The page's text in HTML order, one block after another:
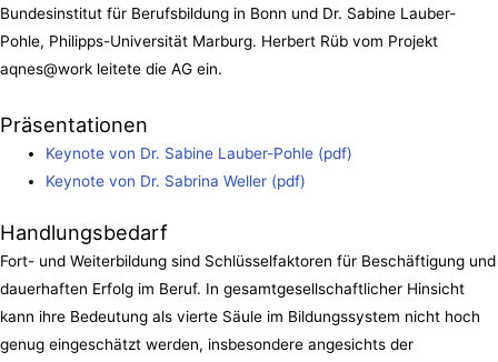
Bundesinstitut für Berufsbildung in Bonn und Dr. Sabine Lauber-
Pohle, Philipps-Universität Marburg. Herbert Rüb vom Projekt
aqnes@work leitete die AG ein.
Präsentationen
Keynote von Dr. Sabine Lauber-Pohle (pdf)
Keynote von Dr. Sabrina Weller (pdf)
Handlungsbedarf
Fort- und Weiterbildung sind Schlüsselfaktoren für Beschäftigung und
dauerhaften Erfolg im Beruf. In gesamtgesellschaftlicher Hinsicht
kann ihre Bedeutung als vierte Säule im Bildungssystem nicht hoch
genug eingeschätzt werden, insbesondere angesichts der